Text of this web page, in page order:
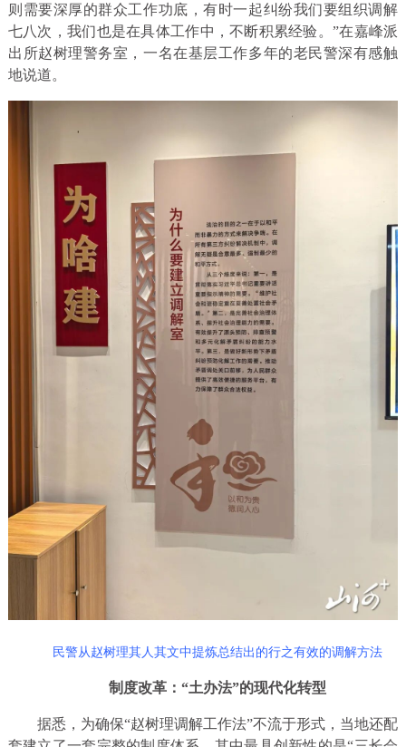
则需要深厚的群众工作功底，有时一起纠纷我们要组织调解
七八次，我们也是在具体工作中，不断积累经验。”在嘉峰派
出所赵树理警务室，一名在基层工作多年的老民警深有感触
地说道。
民警从赵树理其人其文中提炼总结出的行之有效的调解方法
制度改革：“土办法”的现代化转型
据悉，为确保“赵树理调解工作法”不流于形式，当地还配